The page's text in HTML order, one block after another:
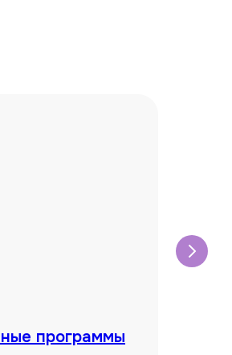
программы